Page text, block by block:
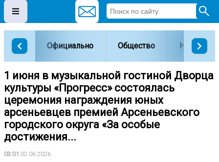
Официально Общество Наука и
1 июня в музыкальной гостиной Дворца
культуры «Прогресс» состоялась
церемония награждения юных
арсеньевцев премией Арсеньевского
городского округа «За особые
достижения...
03:01 02.06.2026